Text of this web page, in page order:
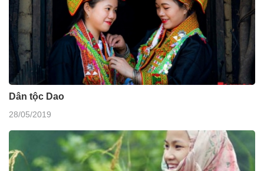
Dân tộc Dao
28/05/2019